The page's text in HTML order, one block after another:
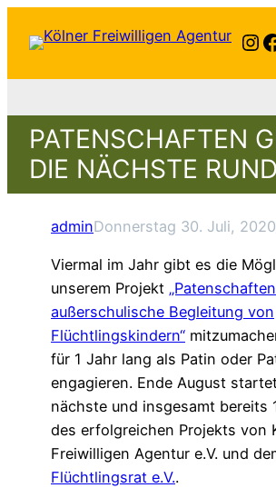
PATENSCHAFTEN
DIE NÄCHSTE
adminDonnerstag 30. Juli, 2020
Viermal im Jahr gibt es die
unserem Projekt
außerschulische Begleitung von
Flüchtlingskindern“
für 1 Jahr lang als Patin oder
engagieren. Ende August
nächste und insgesamt bereits
des erfolgreichen Projekts von
Freiwilligen Agentur e.V. und
Flüchtlingsrat e.V..